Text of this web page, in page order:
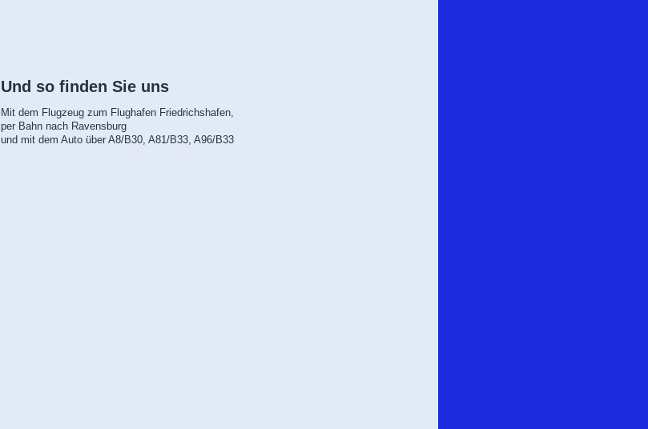
Und so finden Sie uns
Mit dem Flugzeug zum Flughafen Friedrichshafen,
per Bahn nach Ravensburg
und mit dem Auto über A8/B30, A81/B33, A96/B33